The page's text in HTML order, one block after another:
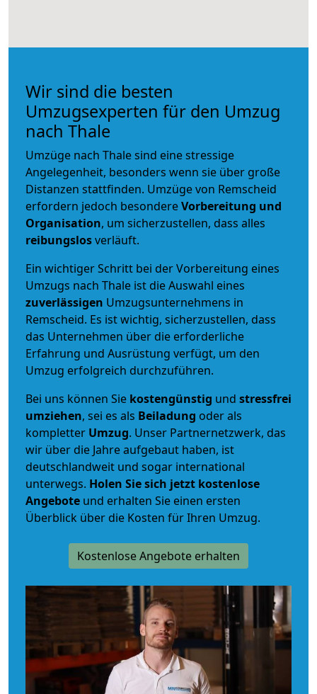
Wir sind die besten
Umzugsexperten für den Umzug
nach Thale
Umzüge nach Thale sind eine stressige
Angelegenheit, besonders wenn sie über große
Distanzen stattfinden. Umzüge von Remscheid
erfordern jedoch besondereVorbereitung und
Organisation, um sicherzustellen, dass alles
reibungslosverläuft.
Ein wichtiger Schritt bei der Vorbereitung eines
Umzugs nach Thale ist die Auswahl eines
zuverlässigen Umzugsunternehmens in
Remscheid. Es ist wichtig, sicherzustellen, dass
das Unternehmen über die erforderliche
Erfahrung und Ausrüstung verfügt, um den
Umzug erfolgreich durchzuführen.
Bei uns können Sie kostengünstig und stressfrei
umziehen, sei es als Beiladung oder als
kompletter Umzug. Unser Partnernetzwerk, das
wir über die Jahre aufgebaut haben, ist
deutschlandweit und sogar international
unterwegs. Holen Sie sich jetzt kostenlose
Angebote und erhalten Sie einen ersten
Überblick über die Kosten für Ihren Umzug.
Kostenlose Angebote erhalten